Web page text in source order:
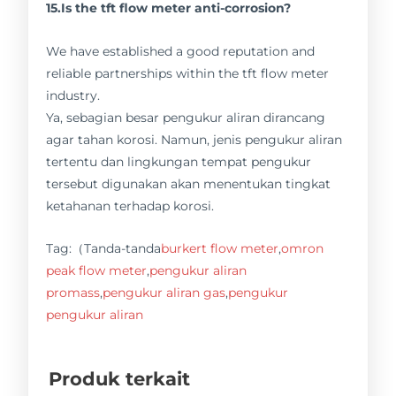
15.Is the tft flow meter anti-corrosion?
We have established a good reputation and
reliable partnerships within the tft flow meter
industry.
Ya, sebagian besar pengukur aliran dirancang
agar tahan korosi. Namun, jenis pengukur aliran
tertentu dan lingkungan tempat pengukur
tersebut digunakan akan menentukan tingkat
ketahanan terhadap korosi.
Tag:（Tanda-tandaburkert flow meter,omron
peak flow meter,pengukur aliran
promass,pengukur aliran gas,pengukur
pengukur aliran
Produk terkait